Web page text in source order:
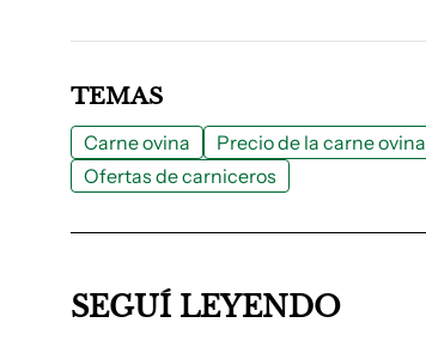
TEMAS
Carne ovina Precio de la carne ovina
Ofertas de carniceros
SEGUÍ LEYENDO